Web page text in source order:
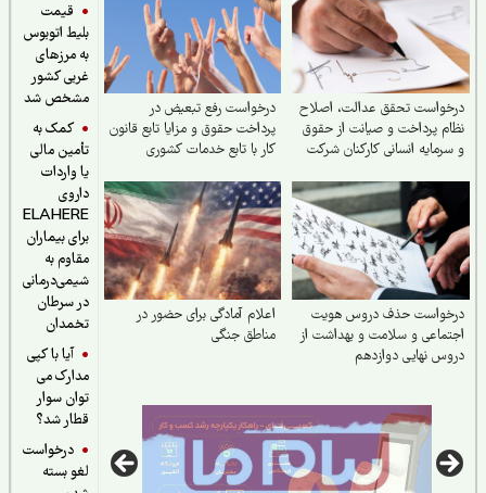
قیمت
بلیط اتوبوس
به مرزهای
غربی کشور
مشخص شد
کمک به
تأمین مالی
یا واردات
داروی
ELAHERE
برای بیماران
مقاوم به
شیمی‌درمانی
در سرطان
تخمدان
آیا با کپی
مدارک می
توان سوار
قطار شد؟
درخواست
لغو بسته
تحقق عدالت، اصلاح
پرداخت و صیانت از حقوق
انسانی کارکنان شرکت
درخواست رفع تبعیض در
پرداخت حقوق و مزایا تابع قانون
کار با تابع خدمات کشوری
حذف دروس هویت
و سلامت و بهداشت از
نهایی دوازدهم
اعلام آمادگی برای حضور در
مناطق جنگی